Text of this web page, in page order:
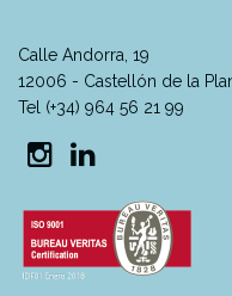
Calle Andorra, 19
12006 - Castellón de la
Tel (+34) 964 56 21 99